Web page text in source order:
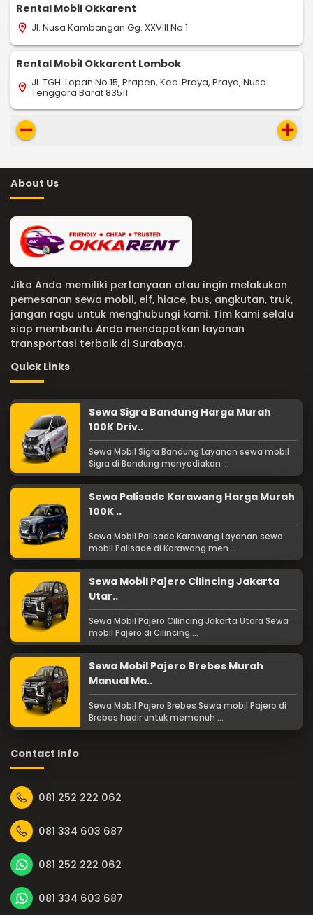
Rental Mobil Okkarent
location_on Jl. Nusa Kambangan Gg. XXVIII No.1
Rental Mobil Okkarent Lombok
location_on Jl. TGH. Lopan No.15, Prapen, Kec. Praya, Praya, Nusa
Tenggara Barat 83511
remove add
About Us
Jika Anda memiliki pertanyaan atau ingin melakukan
pemesanan sewa mobil, elf, hiace, bus, angkutan, truk,
jangan ragu untuk menghubungi kami. Tim kami selalu
siap membantu Anda mendapatkan layanan
transportasi terbaik di Surabaya.
Quick Links
Sewa Sigra Bandung Harga Murah
100K Driv..
Sewa Mobil Sigra Bandung Layanan sewa mobil
Sigra di Bandung menyediakan ...
Sewa Palisade Karawang Harga Murah
100K ..
Sewa Mobil Palisade Karawang Layanan sewa
mobil Palisade di Karawang men ...
Sewa Mobil Pajero Cilincing Jakarta
Utar..
Sewa Mobil Pajero Cilincing Jakarta Utara Sewa
mobil Pajero di Cilincing ...
Sewa Mobil Pajero Brebes Murah
Manual Ma..
Sewa Mobil Pajero Brebes Sewa mobil Pajero di
Brebes hadir untuk memenuh ...
Contact Info
081 252 222 062
081 334 603 687
081 252 222 062
081 334 603 687